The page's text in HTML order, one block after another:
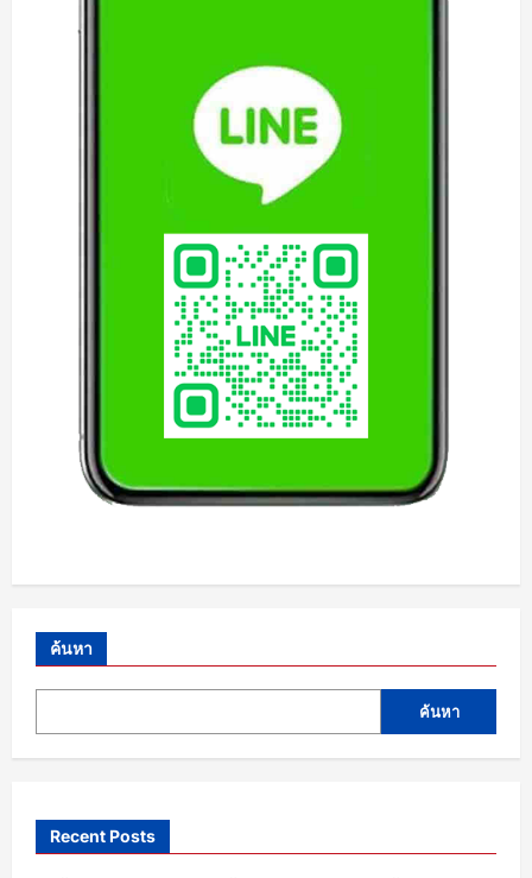
ค้นหา
ค้นหา
Recent Posts